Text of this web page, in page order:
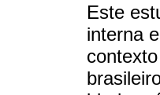
Este
interna